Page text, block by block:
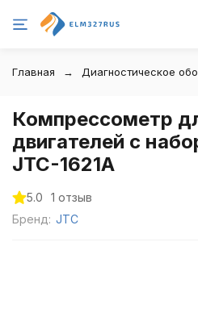
Главная Диагностическое
Компрессометр
двигателей с
JTC-1621A
5.0
1 отзыв
Бренд: JTC